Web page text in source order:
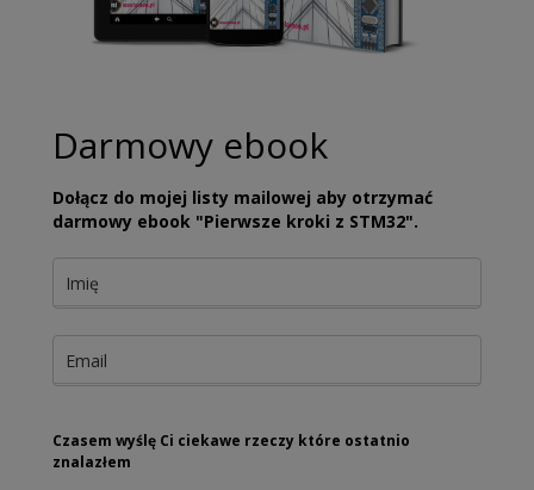
Darmowy ebook
Dołącz do mojej listy mailowej aby otrzymać
darmowy ebook "Pierwsze kroki z STM32".
Czasem wyślę Ci ciekawe rzeczy które ostatnio
znalazłem